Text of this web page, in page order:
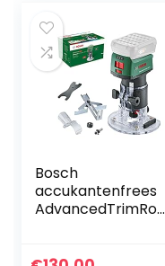
Bosch
accukantenfrees
AdvancedTrimRou